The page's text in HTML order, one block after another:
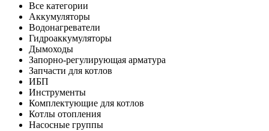
Все категории
Аккумуляторы
Водонагреватели
Гидроаккумуляторы
Дымоходы
Запорно-регулирующая арматура
Запчасти для котлов
ИБП
Инструменты
Комплектующие для котлов
Котлы отопления
Насосные группы